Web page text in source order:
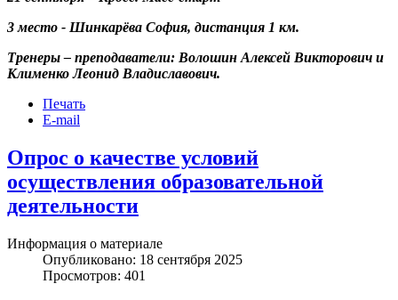
3 место - Шинкарёва София, дистанция 1 км.
Тренеры – преподаватели: Волошин Алексей Викторович и
Клименко Леонид Владиславович.
Печать
E-mail
Опрос о качестве условий
осуществления образовательной
деятельности
Информация о материале
Опубликовано: 18 сентября 2025
Просмотров: 401